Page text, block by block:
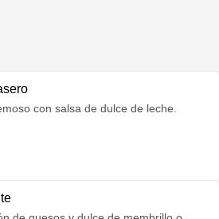
con salsa de dulce de leche.